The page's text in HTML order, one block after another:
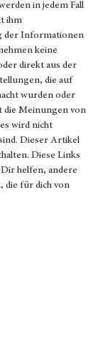
in jedem Fall
ihm
der Informationen
keine
direkt aus der
die auf
wurden oder
die Meinungen von
wird nicht
Dieser Artikel
Diese Links
helfen, andere
die für dich von